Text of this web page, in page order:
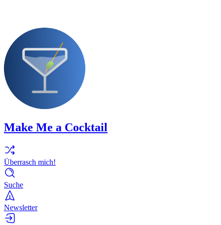
Make Me a Cocktail
Überrasch mich!
Suche
Newsletter